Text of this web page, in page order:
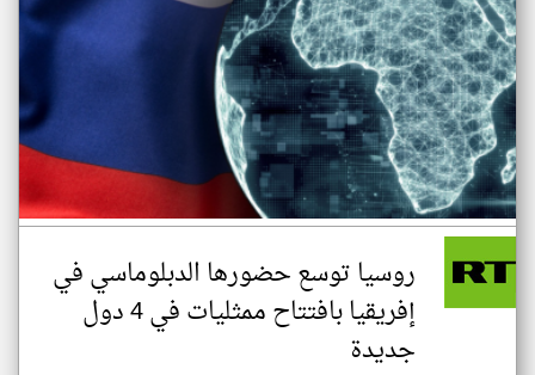
روسيا توسع حضورها الدبلوماسي في
إفريقيا بافتتاح ممثليات في 4 دول
جديدة